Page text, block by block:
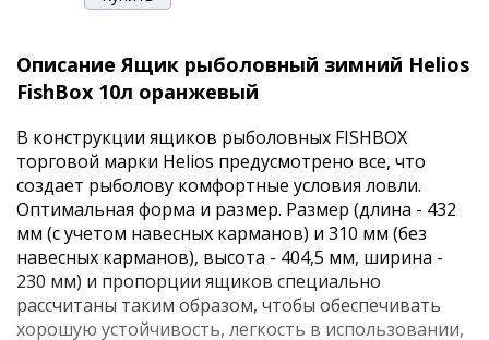
Описание Ящик рыболовный зимний Helios
FishBox 10л оранжевый
В конструкции ящиков рыболовных FISHBOX
торговой марки Helios предусмотрено все, что
создает рыболову комфортные условия ловли.
Оптимальная форма и размер. Размер (длина - 432
мм (с учетом навесных карманов) и 310 мм (без
навесных карманов), высота - 404,5 мм, ширина -
230 мм) и пропорции ящиков специально
рассчитаны таким образом, чтобы обеспечивать
хорошую устойчивость, легкость в использовании,